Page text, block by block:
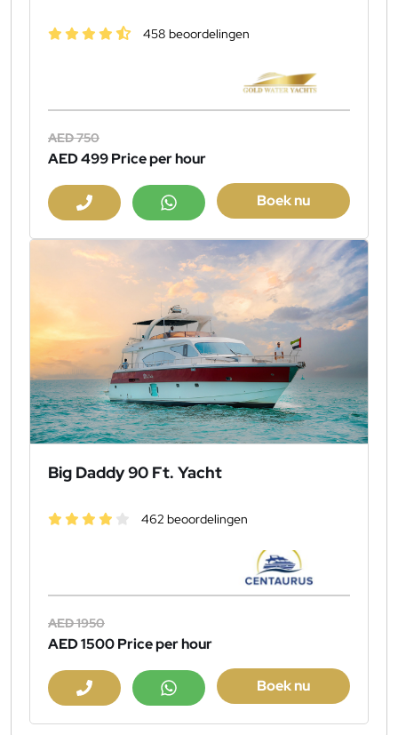
458 beoordelingen
AED 750
AED 499Price per hour
Boek nu
Big Daddy 90 Ft. Yacht
462 beoordelingen
AED 1950
AED 1500Price per hour
Boek nu